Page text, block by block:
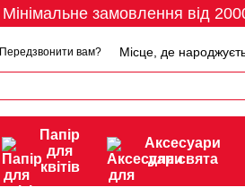
Мінімальне замовлення від
Передзвонити вам? Місце, де
Папір
для
квітів
Аксесуари
для свята